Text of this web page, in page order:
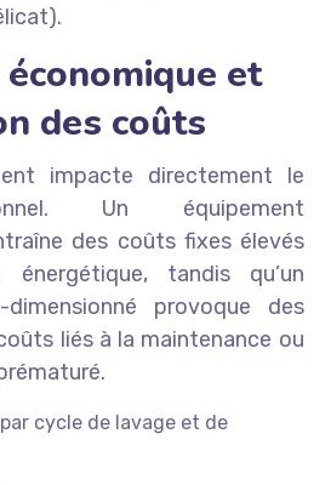
et
des coûts
impacte directement le
Un équipement
des coûts fixes élevés
tandis qu’un
dimensionné provoque des
liés à la maintenance ou
cycle de lavage et de